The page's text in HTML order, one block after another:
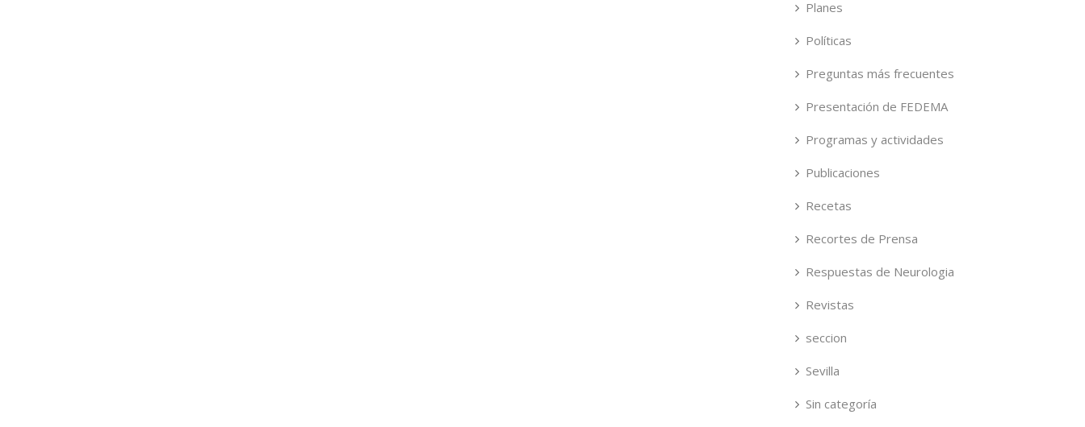
Planes
Políticas
Preguntas más frecuentes
Presentación de FEDEMA
Programas y actividades
Publicaciones
Recetas
Recortes de Prensa
Respuestas de Neurologia
Revistas
seccion
Sevilla
Sin categoría